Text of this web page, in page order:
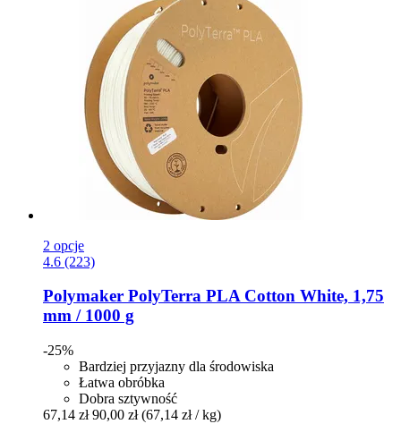
2 opcje
4.6 (223)
Polymaker PolyTerra PLA Cotton White, 1,75
mm / 1000 g
-25%
Bardziej przyjazny dla środowiska
Łatwa obróbka
Dobra sztywność
67,14 zł 90,00 zł (67,14 zł / kg)